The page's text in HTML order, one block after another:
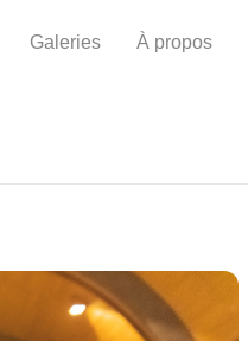
Galeries À propos